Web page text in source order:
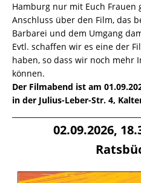
Hamburg nur mit Euch Frauen
Anschluss über den Film, das
Barbarei und dem Umgang
Evtl. schaffen wir es eine der
haben, so dass wir noch mehr
können.
Der Filmabend ist am
in der Julius-Leber-Str. 4,
02.09.2026,